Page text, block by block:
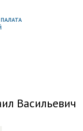
Васильевич